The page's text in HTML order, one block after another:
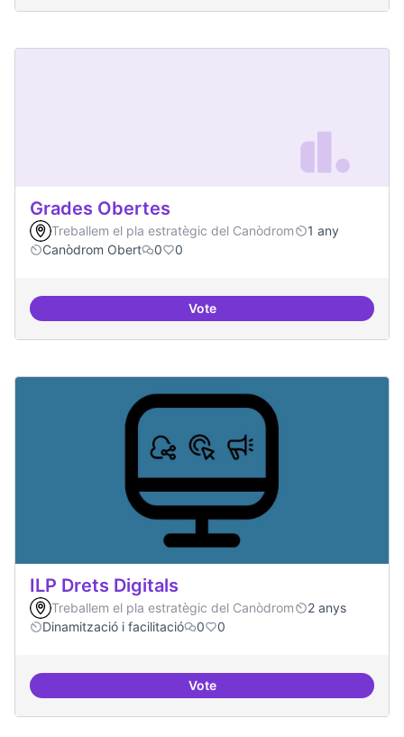
Grades Obertes
Treballem el pla estratègic del Canòdrom
1 any
Canòdrom Obert
0 0
VoteGrades Obertes
ILP Drets Digitals
Treballem el pla estratègic del Canòdrom
2 anys
Dinamització i facilitació
0 0
VoteILP Drets Digitals